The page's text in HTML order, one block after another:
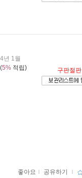
년 1월
5% 적립)
구판절판
좋아요 ｌ 공유하기 ｌ